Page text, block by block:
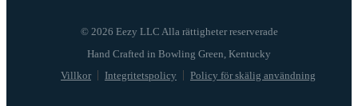
© 2026 Eezy LLC Alla rättigheter reserverade
Villkor Integritetspolicy Policy för skälig användning